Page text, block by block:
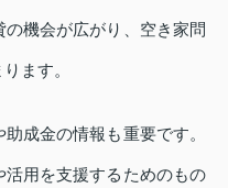
機会が広がり、空き家問
ます。
成金の情報も重要です。
用を支援するためのもの